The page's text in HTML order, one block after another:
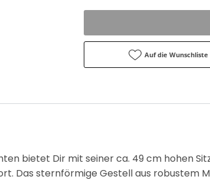
Auf die Wunschliste
bietet Dir mit seiner ca. 49 cm hohen
Das sternförmige Gestell aus robustem